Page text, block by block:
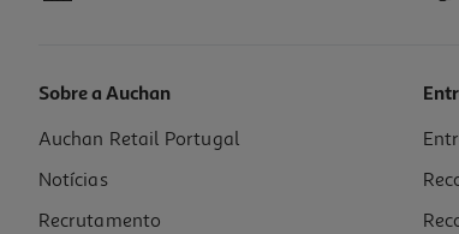
Sobre a Auchan
Auchan Retail Portugal
Notícias
Recrutamento